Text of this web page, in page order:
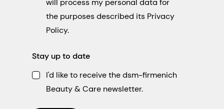
will process my personal data for
the purposes described its Privacy
Policy.
Stay up to date
I'd like to receive the dsm-firmenich
Beauty & Care newsletter.